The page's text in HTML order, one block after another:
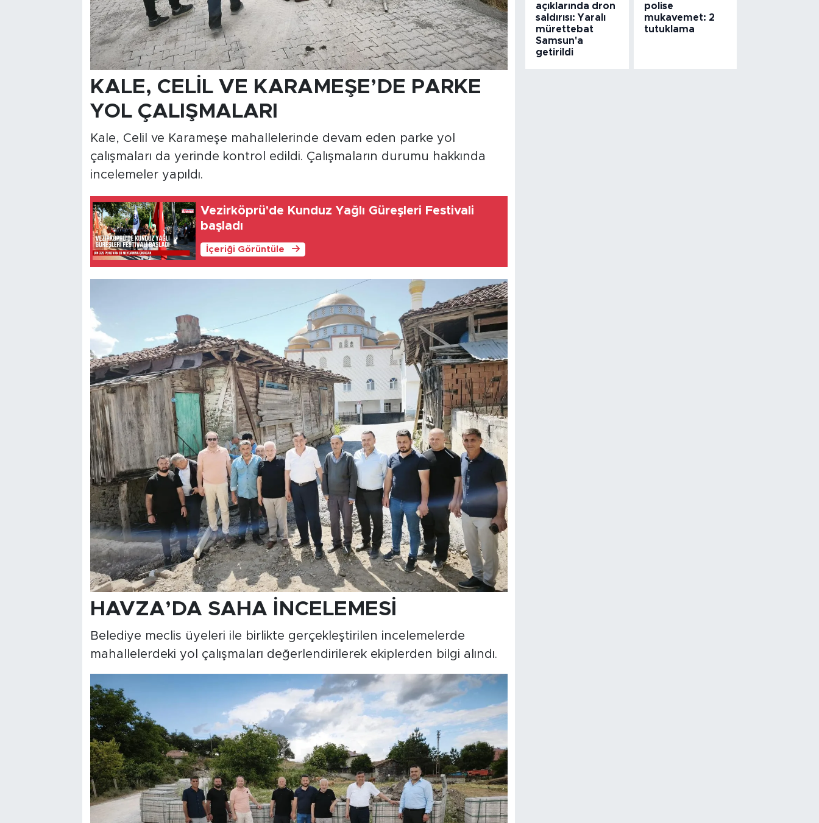
KALE, CELİL VE KARAMEŞE’DE PARKE
YOL ÇALIŞMALARI
Kale, Celil ve Karameşe mahallelerinde devam eden parke yol
çalışmaları da yerinde kontrol edildi. Çalışmaların durumu hakkında
incelemeler yapıldı.
Vezirköprü'de Kunduz Yağlı Güreşleri Festivali
başladı
İçeriği Görüntüle
HAVZA’DA SAHA İNCELEMESİ
Belediye meclis üyeleri ile birlikte gerçekleştirilen incelemelerde
mahallelerdeki yol çalışmaları değerlendirilerek ekiplerden bilgi alındı.
açıklarında dron
saldırısı: Yaralı
mürettebat
Samsun'a
getirildi
polise
mukavemet: 2
tutuklama